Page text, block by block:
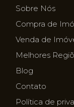
Sobre Nós
Compra de
Venda de
Melhores
Blog
Contato
Política de